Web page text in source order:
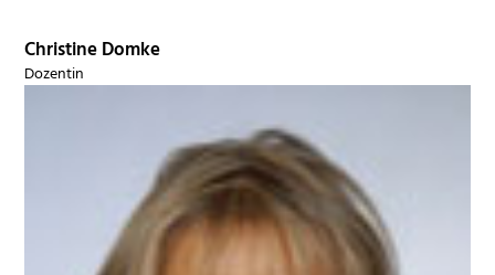
Christine Domke
Dozentin